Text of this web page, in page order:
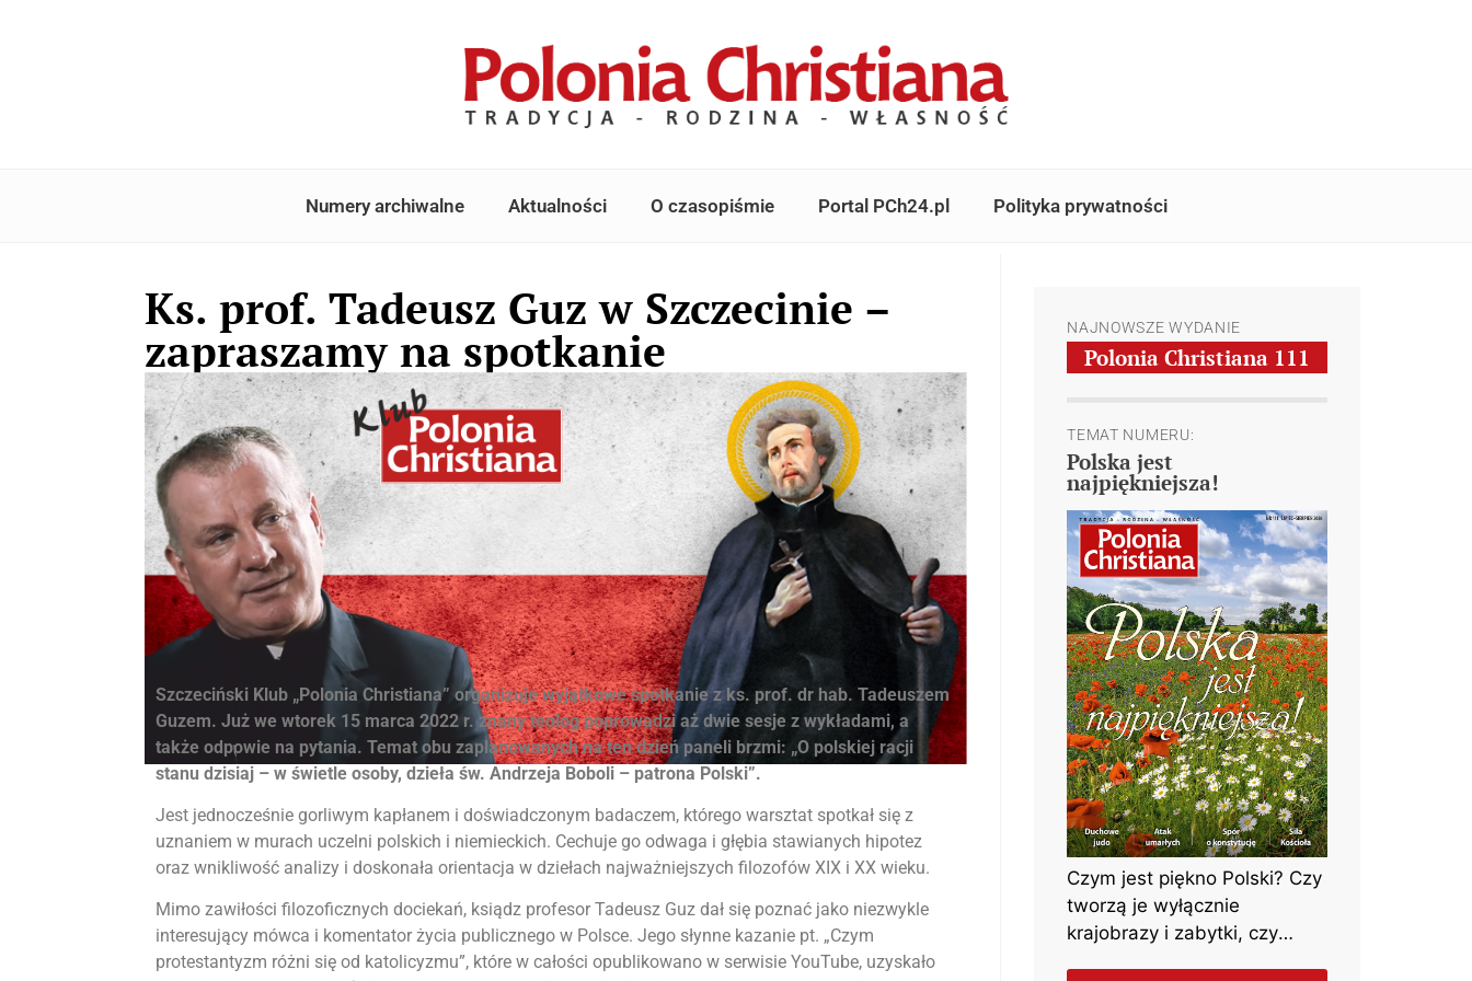
Numery archiwalne Aktualności O czasopiśmie Portal PCh24.pl Polityka prywatności
Ks. prof. Tadeusz Guz w Szczecinie –
zapraszamy na spotkanie
Szczeciński Klub „Polonia Christiana” organizuje wyjątkowe spotkanie z ks. prof. dr hab. Tadeuszem
Guzem. Już we wtorek 15 marca 2022 r. znany teolog poprowadzi aż dwie sesje z wykładami, a
także odpowie na pytania. Temat obu zaplanowanych na ten dzień paneli brzmi: „O polskiej racji
stanu dzisiaj – w świetle osoby, dzieła św. Andrzeja Boboli – patrona Polski”.
Jest jednocześnie gorliwym kapłanem i doświadczonym badaczem, którego warsztat spotkał się z
uznaniem w murach uczelni polskich i niemieckich. Cechuje go odwaga i głębia stawianych hipotez
oraz wnikliwość analizy i doskonała orientacja w dziełach najważniejszych filozofów XIX i XX wieku.
Mimo zawiłości filozoficznych dociekań, ksiądz profesor Tadeusz Guz dał się poznać jako niezwykle
interesujący mówca i komentator życia publicznego w Polsce. Jego słynne kazanie pt. „Czym
protestantyzm różni się od katolicyzmu”, które w całości opublikowano w serwisie YouTube, uzyskało
NAJNOWSZE WYDANIE
Polonia Christiana 111
TEMAT NUMERU:
Polska jest
najpiękniejsza!
Czym jest piękno Polski? Czy
tworzą je wyłącznie
krajobrazy i zabytki, czy